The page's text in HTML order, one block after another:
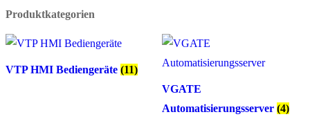
Produktkategorien
VTP HMI Bediengeräte (11)
VGATE
Automatisierungsserver (4)